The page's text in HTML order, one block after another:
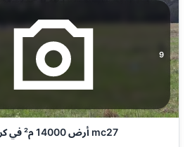
9
أرض 14000 م² في كركوان على الطريق الرئيسي mc27